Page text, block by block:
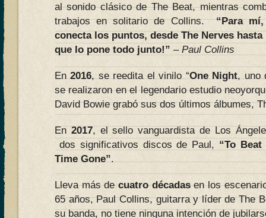
al sonido clásico de The Beat, mientras
trabajos en solitario de Collins.“Para
conecta los puntos, desde The Nerves
que lo pone todo junto!” – Paul Collins
En2016, se reedita el vinilo “One Night, uno
se realizaron en el legendario estudio
David Bowie grabó sus dos últimos álbumes,
En2017, el sello vanguardista de Los
dos significativos discos de Paul, “To
Time Gone”.
Lleva más decuatro décadasen los
65 años, Paul Collins, guitarra y líder de The
su banda, no tiene ninguna intención de